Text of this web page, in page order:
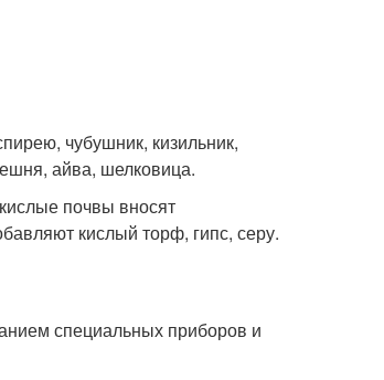
чубушник, кизильник,
айва, шелковица.
почвы вносят
кислый торф, гипс, серу.
специальных приборов и